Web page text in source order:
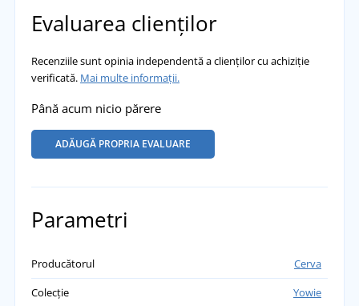
Evaluarea clienților
Recenziile sunt opinia independentă a clienților cu achiziție
verificată. Mai multe informații.
Până acum nicio părere
ADĂUGĂ PROPRIA EVALUARE
Parametri
Producătorul
Cerva
Colecție
Yowie